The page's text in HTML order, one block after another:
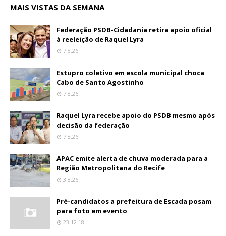
MAIS VISTAS DA SEMANA
Federação PSDB-Cidadania retira apoio oficial
à reeleição de Raquel Lyra
7.8.26
Estupro coletivo em escola municipal choca
Cabo de Santo Agostinho
7.8.26
Raquel Lyra recebe apoio do PSDB mesmo após
decisão da federação
7.8.26
APAC emite alerta de chuva moderada para a
Região Metropolitana do Recife
3.8.26
Pré-candidatos a prefeitura de Escada posam
para foto em evento
23.12.18